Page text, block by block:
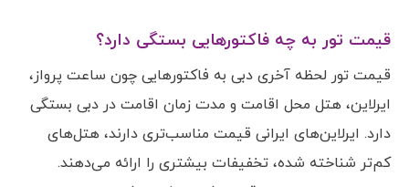
قیمت تور به چه فاکتورهایی بستگی دارد؟
قیمت تور لحظه آخری دبی به فاکتورهایی چون ساعت پرواز،
ایرلاین، هتل محل اقامت و مدت زمان اقامت در دبی بستگی
دارد. ایرلاین‌های ایرانی قیمت مناسب‌تری دارند، هتل‌های
کم‌تر شناخته شده، تخفیفات بیشتری را ارائه می‌دهند.